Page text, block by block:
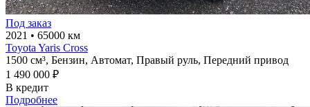
Под заказ
2021 • 65000 км
Toyota Yaris Cross
1500 см³, Бензин, Автомат, Правый руль, Передний привод
1 490 000 ₽
В кредит
Подробнее